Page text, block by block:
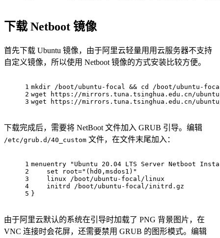
下载 Netboot 镜像
首先下载 Ubuntu 镜像，由于阿里云轻量用用云服务器不支持
自定义镜像，所以使用 Netboot 镜像的方式安装比较方便。
1
2
3
mkdir /boot/ubuntu-focal && cd /boot/ubuntu-
wget https://mirrors.tuna.tsinghua.edu.cn/
wget https://mirrors.tuna.tsinghua.edu.cn/
下载完成后，需要将 NetBoot 文件加入 GRUB 引导。编辑
/etc/grub.d/40_custom 文件，在文件末尾加入：
1
2
3
4
5
menuentry "Ubuntu 20.04 LTS Server Netboot
    set root="(hd0,msdos1)"
    linux /boot/ubuntu-focal/linux
    initrd /boot/ubuntu-focal/initrd.gz
}
由于阿里云默认的系统在引导时加载了 PNG 背景图片，在
VNC 连接时会花屏，还需要禁用 GRUB 的图形模式。编辑